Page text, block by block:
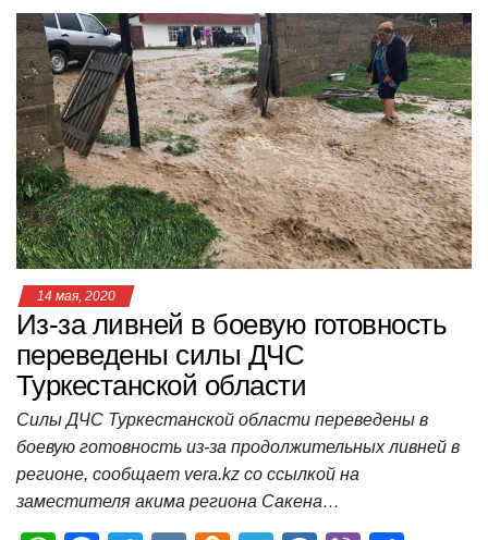
at
s
A
p
p
c
e
b
o
o
k
tt
er
n
o
kl
a
ss
ni
ki
e
gr
a
m
.R
u
er п
р
а
в
и
т
ь
14 мая, 2020
Из-за ливней в боевую готовность
переведены силы ДЧС
Туркестанской области
Силы ДЧС Туркестанской области переведены в
боевую готовность из-за продолжительных ливней в
регионе, сообщает vera.kz со ссылкой на
заместителя акима региона Сакена…